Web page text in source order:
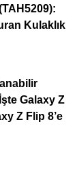
Kulaklık
Galaxy Z
Z Flip 8’e